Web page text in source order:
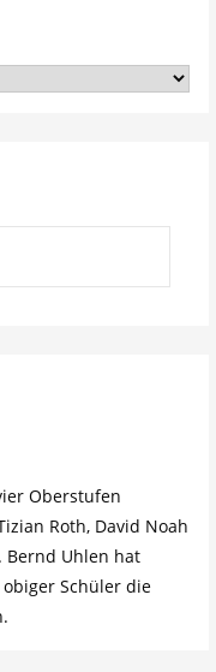
Oberstufen
Roth, David Noah
Bernd Uhlen hat
Schüler die